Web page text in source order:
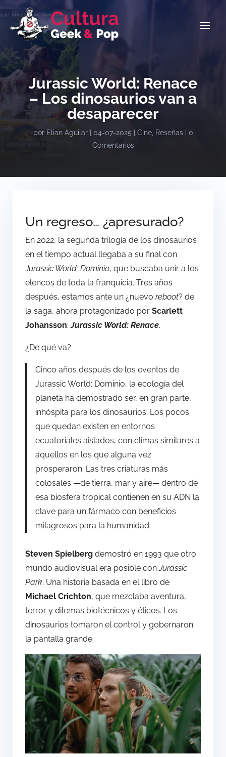
Jurassic World: Renace
– Los dinosaurios van a
desaparecer
por Elian Aguilar| 04-07-2025 Cine, Reseñas| 0
Comentarios
Un regreso… ¿apresurado?
En 2022, la segunda trilogía de los dinosaurios
en el tiempo actual llegaba a su final con
Jurassic World: Dominio, que buscaba unir a los
elencos de toda la franquicia. Tres años
después, estamos ante un ¿nuevo reboot? de
la saga, ahora protagonizado por Scarlett
Johansson:Jurassic World: Renace.
¿De qué va?
Cinco años después de los eventos de
Jurassic World: Dominio, la ecología del
planeta ha demostrado ser, en gran parte,
inhóspita para los dinosaurios. Los pocos
que quedan existen en entornos
ecuatoriales aislados, con climas similares a
aquellos en los que alguna vez
prosperaron. Las tres criaturas más
colosales —de tierra, mar y aire— dentro de
esa biosfera tropical contienen en su ADN la
clave para un fármaco con beneficios
milagrosos para la humanidad.
Steven Spielberg demostró en 1993 que otro
mundo audiovisual era posible conJurassic
Park. Una historia basada en el libro de
Michael Crichton, que mezclaba aventura,
terror y dilemas biotécnicos y éticos. Los
dinosaurios tomaron el control y gobernaron
la pantalla grande.